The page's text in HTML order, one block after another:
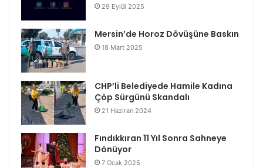
29 Eylül 2025
Mersin’de Horoz Dövüşüne Baskın
18 Mart 2025
CHP’li Belediyede Hamile Kadına
Çöp Sürgünü Skandalı
21 Haziran 2024
Fındıkkıran 11 Yıl Sonra Sahneye
Dönüyor
7 Ocak 2025